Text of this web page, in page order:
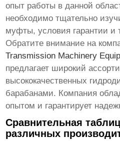
опыт работы в данной
необходимо тщательно
муфты, условия гарантии и
Обратите внимание на
Transmission Machinery
предлагает широкий
высококачественных
барабанами. Компания
опытом и гарантирует
Сравнительная
различных